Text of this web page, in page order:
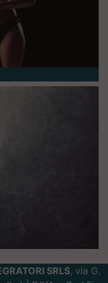
SRLS, via G.